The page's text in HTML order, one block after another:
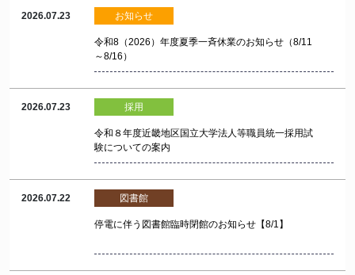
2026.07.23 お知らせ
令和8（2026）年度夏季一斉休業のお知らせ（8/11
～8/16）
2026.07.23 採用
令和８年度近畿地区国立大学法人等職員統一採用試
験についての案内
2026.07.22 図書館
停電に伴う図書館臨時閉館のお知らせ【8/1】